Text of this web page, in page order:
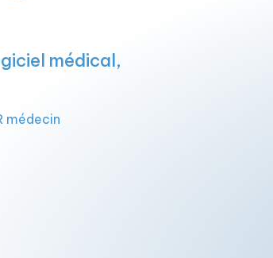
médical,
médecin